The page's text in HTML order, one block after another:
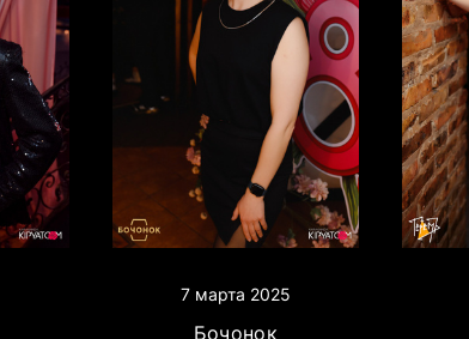
7 марта 2025
Бочонок